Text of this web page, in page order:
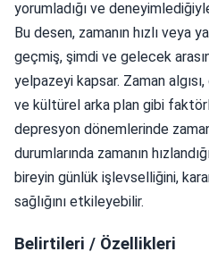
yorumladığı ve
Bu desen, zamanın hızlı veya
geçmiş, şimdi ve gelecek
yelpazeyi kapsar. Zaman
ve kültürel arka plan gibi
depresyon dönemlerinde
durumlarında zamanın
bireyin günlük işlevselliğini,
sağlığını etkileyebilir.
Belirtileri / Özellikleri